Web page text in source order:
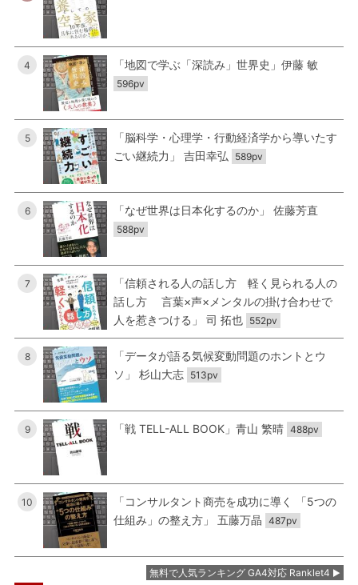
4 「地図で学ぶ「深読み」世界史」伊藤 敏
596pv
5
「脳科学・心理学・行動経済学から導いたす
ごい継続力」 吉田幸弘
589pv
6 「なぜ世界は日本化するのか」 佐藤芳直
588pv
7
「信頼される人の話し方 軽く見られる人の
話し方 言葉×声×メンタルの掛け合わせで
人を惹きつける」 司 拓也 552pv
8
「データが語る気候変動問題のホントとウ
ソ」 杉山大志 513pv
9 「戦 TELL-ALL BOOK」青山 繁晴 488pv
10
「コンサルタント商売を成功に導く 「5つの
仕組み」の整え方」 五藤万晶 487pv
無料で人気ランキング GA4対応 Ranklet4